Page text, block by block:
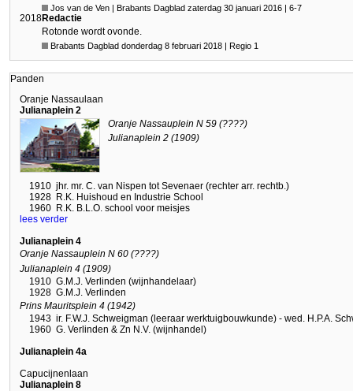
Jos van de Ven | Brabants Dagblad zaterdag 30 januari 2016 | 6-7
2018Redactie
Rotonde wordt ovonde.
Brabants Dagblad donderdag 8 februari 2018 | Regio 1
Panden
Oranje Nassaulaan
Julianaplein 2
Oranje Nassauplein N 59 (????)
Julianaplein 2 (1909)
1910 jhr. mr. C. van Nispen tot Sevenaer (rechter arr. rechtb.)
1928 R.K. Huishoud en Industrie School
1960 R.K. B.L.O. school voor meisjes
lees verder
Julianaplein 4
Oranje Nassauplein N 60 (????)
Julianaplein 4 (1909)
1910 G.M.J. Verlinden (wijnhandelaar)
1928 G.M.J. Verlinden
Prins Mauritsplein 4 (1942)
1943 ir. F.W.J. Schweigman (leeraar werktuigbouwkunde) - wed. H.P.A.
1960 G. Verlinden & Zn N.V. (wijnhandel)
Julianaplein 4a
Capucijnenlaan
Julianaplein 8